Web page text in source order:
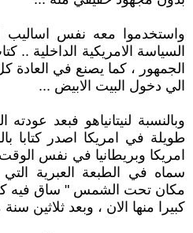
واستخدموا معه نفس اساليب
السياسة الامريكية الداخلية ..
الجمهور ، كما يصنع في
الي دخول البيت الابيض ...
وبالنسبة لنيتانياهو فبعد
طويلة في امريكا اصدر كتابا
امريكا وبريطانيا في نفس
سماه في الطبعة العبرية
مكان تحت الشمس " ساق فيه كل
كبيرا منها الان ، وبعد ثلاثين